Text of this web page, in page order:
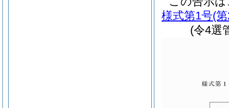
様式第1号(
(令4選